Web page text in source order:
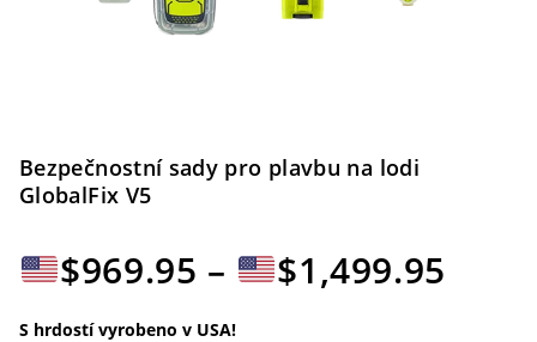
Bezpečnostní sady pro plavbu na lodi
GlobalFix V5
$969.95 – $1,499.95
S hrdostí vyrobeno v USA!